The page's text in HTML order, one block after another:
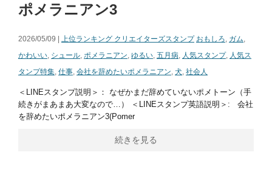
ポメラニアン3
2026/05/09 | 上位ランキング クリエイターズスタンプ おもしろ, ガム,
かわいい, シュール, ポメラニアン, ゆるい, 五月病, 人気スタンプ, 人気ス
タンプ特集, 仕事, 会社を辞めたいポメラニアン, 犬, 社会人
＜LINEスタンプ説明＞： なぜかまだ辞めていないポメトーン（手
続きがまあまあ大変なので…） ＜LINEスタンプ英語説明＞: 会社
を辞めたいポメラニアン3(Pomer
続きを見る